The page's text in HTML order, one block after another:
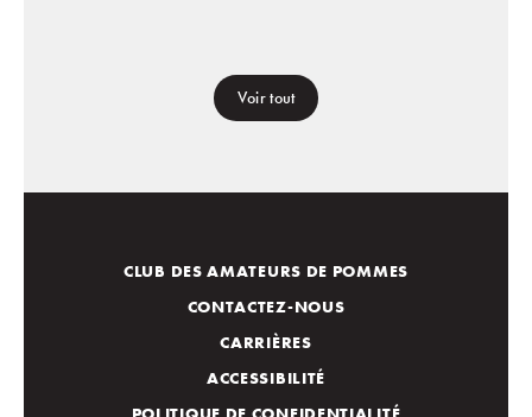
Voir tout
CLUB DES AMATEURS DE POMMES
CONTACTEZ-NOUS
CARRIÈRES
ACCESSIBILITÉ